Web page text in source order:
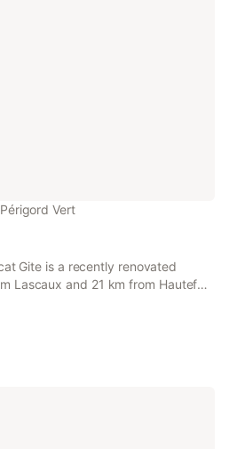
Vert
Gite is a recently renovated
Lascaux and 21 km from Hautefort
to a terrace, a pool table,
WiFi.